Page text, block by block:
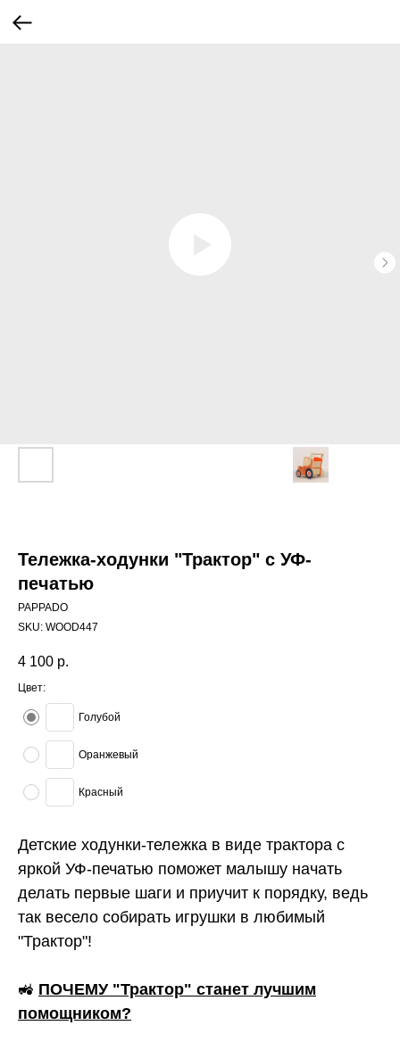
Тележка-ходунки "Трактор" с УФ-
печатью
PAPPADO
SKU: WOOD447
4 100 р.
Цвет:
Голубой
Оранжевый
Красный
Детские ходунки-тележка в виде трактора с
яркой УФ-печатью поможет малышу начать
делать первые шаги и приучит к порядку, ведь
так весело собирать игрушки в любимый
"Трактор"!
🚜 ПОЧЕМУ "Трактор" станет лучшим
помощником?